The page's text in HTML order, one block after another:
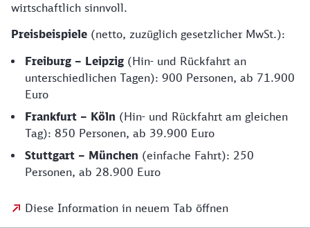
wirtschaftlich sinnvoll.
Preisbeispiele (netto, zuzüglich gesetzlicher MwSt.):
Freiburg – Leipzig (Hin- und Rückfahrt an
unterschiedlichen Tagen): 900 Personen, ab 71.900
Euro
Frankfurt – Köln (Hin- und Rückfahrt am gleichen
Tag): 850 Personen, ab 39.900 Euro
Stuttgart – München (einfache Fahrt): 250
Personen, ab 28.900 Euro
Diese Information in neuem Tab öffnen